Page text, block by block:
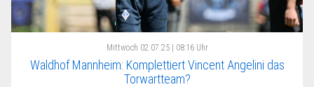
Mittwoch 02.07.25 | 08:16 Uhr
Waldhof Mannheim: Komplettiert Vincent Angelini das
Torwartteam?